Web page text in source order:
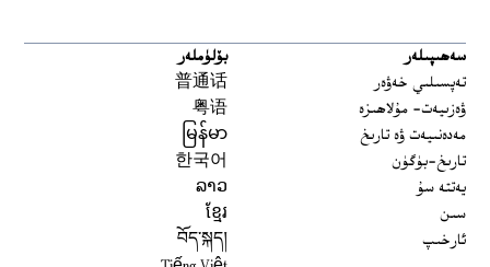
سەھىپىلەر
تەپسىلىي خەۋەر
ۋەزىيەت- مۇلاھىزە
مەدەنىيەت ۋە تارىخ
تارىخ-بۈگۈن
يەتتە سۇ
سىن
ئارخىپ
بۆلۈملەر
普通话
粤语
မြန်မာ
한국어
ລາວ
ខ្មែរ
བོད་སྐད།